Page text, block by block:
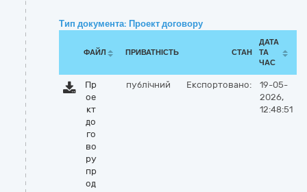
Тип документа: Проект договору
ФАЙЛ ПРИВАТНІСТЬ СТАН
ДАТА
ТА
ЧАС
Пр
ое
кт
до
го
во
ру
пр
од
публічний Експортовано:
19-05-
2026,
12:48:51